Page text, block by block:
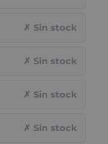
✗ Sin stock
✗ Sin stock
✗ Sin stock
✗ Sin stock